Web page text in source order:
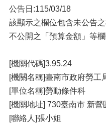
公告日:115/03/18
該顯示之欄位包含未公告
不公開之「預算金額」等
[機關代碼]3.95.24
[機關名稱]臺南市政府勞工
[單位名稱]勞動條件科
[機關地址] 730臺南市 新營
[聯絡人]張小姐